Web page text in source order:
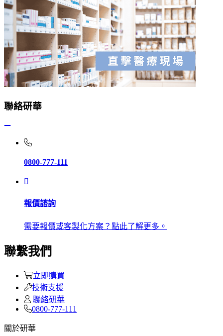
聯絡研華
0800-777-111
報價諮詢
需要報價或客製化方案？點此了解更多。
聯繫我們
立即購買
技術支援
聯絡研華
0800-777-111
關於研華